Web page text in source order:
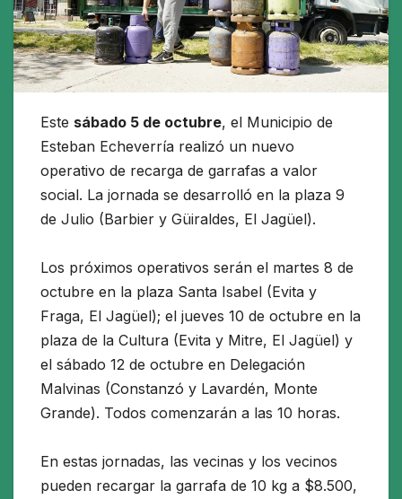
Este sábado 5 de octubre, el Municipio de
Esteban Echeverría realizó un nuevo
operativo de recarga de garrafas a valor
social. La jornada se desarrolló en la plaza 9
de Julio (Barbier y Güiraldes, El Jagüel).
Los próximos operativos serán el martes 8 de
octubre en la plaza Santa Isabel (Evita y
Fraga, El Jagüel); el jueves 10 de octubre en la
plaza de la Cultura (Evita y Mitre, El Jagüel) y
el sábado 12 de octubre en Delegación
Malvinas (Constanzó y Lavardén, Monte
Grande). Todos comenzarán a las 10 horas.
En estas jornadas, las vecinas y los vecinos
pueden recargar la garrafa de 10 kg a $8.500,